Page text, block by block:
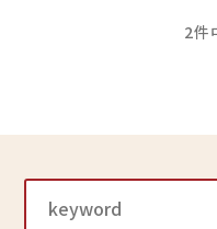
2件